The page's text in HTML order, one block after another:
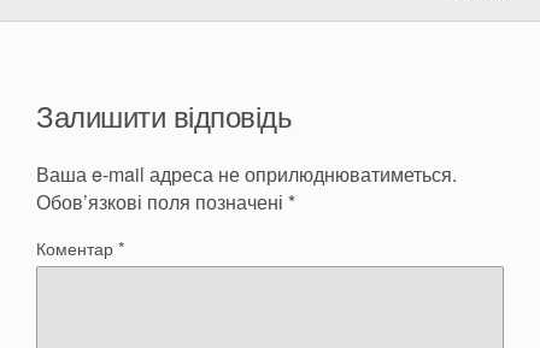
Залишити відповідь
Ваша e-mail адреса не оприлюднюватиметься.
Обов’язкові поля позначені *
Коментар*